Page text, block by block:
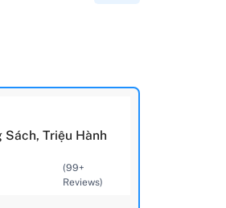
Sách, Triệu Hành
(99+
Reviews)